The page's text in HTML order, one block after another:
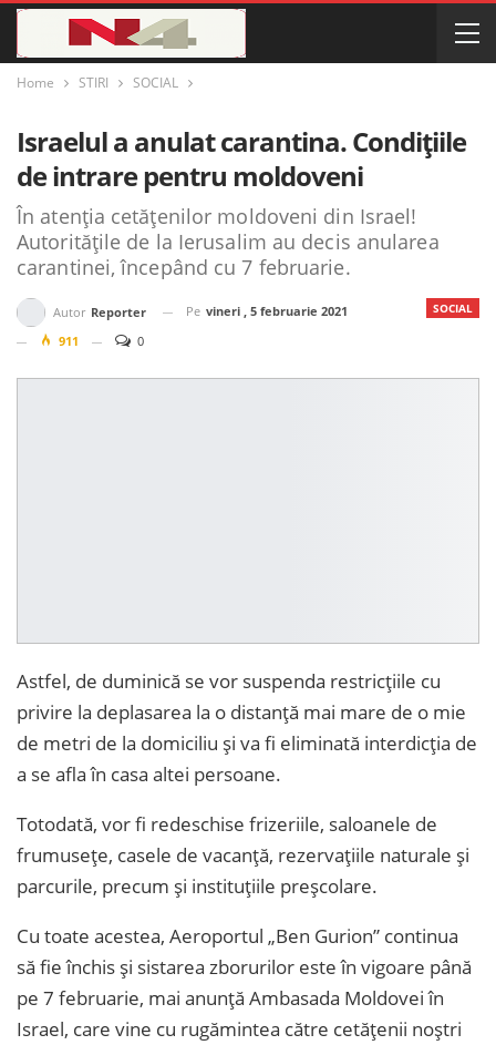
Home STIRI SOCIAL
Israelul a anulat carantina. Condițiile
de intrare pentru moldoveni
În atenția cetățenilor moldoveni din Israel!
Autoritățile de la Ierusalim au decis anularea
carantinei, începând cu 7 februarie.
SOCIAL
Autor Reporter Pe vineri , 5 februarie 2021
911
0
Astfel, de duminică se vor suspenda restricțiile cu
privire la deplasarea la o distanță mai mare de o mie
de metri de la domiciliu și va fi eliminată interdicția de
a se afla în casa altei persoane.
Totodată, vor fi redeschise frizeriile, saloanele de
frumusețe, casele de vacanță, rezervațiile naturale și
parcurile, precum și instituțiile preșcolare.
Cu toate acestea, Aeroportul „Ben Gurion” continua
să fie închis și sistarea zborurilor este în vigoare până
pe 7 februarie, mai anunță Ambasada Moldovei în
Israel, care vine cu rugămintea către cetățenii noștri